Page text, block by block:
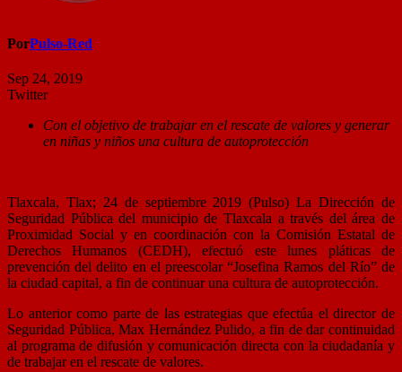
PorPulso-Red
Sep 24, 2019
Twitter
Con el objetivo de trabajar en el rescate de valores y generar
en niñas y niños una cultura de autoprotección
Tlaxcala, Tlax; 24 de septiembre 2019 (Pulso) La Dirección de
Seguridad Pública del municipio de Tlaxcala a través del área de
Proximidad Social y en coordinación con la Comisión Estatal de
Derechos Humanos (CEDH), efectuó este lunes pláticas de
prevención del delito en el preescolar “Josefina Ramos del Río” de
la ciudad capital, a fin de continuar una cultura de autoprotección.
Lo anterior como parte de las estrategias que efectúa el director de
Seguridad Pública, Max Hernández Pulido, a fin de dar continuidad
al programa de difusión y comunicación directa con la ciudadanía y
de trabajar en el rescate de valores.